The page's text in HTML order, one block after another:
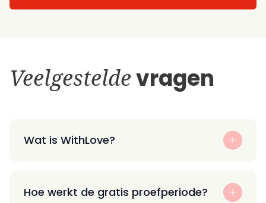
Veelgesteldevragen
Wat is WithLove?
Hoe werkt de gratis proefperiode?